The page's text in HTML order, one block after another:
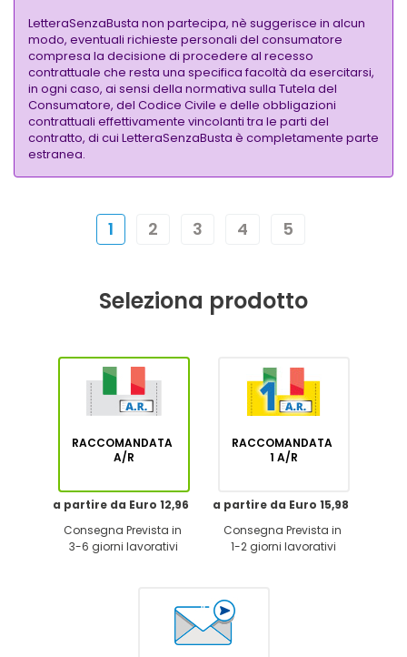
LetteraSenzaBusta non partecipa, nè suggerisce in alcun
modo, eventuali richieste personali del consumatore
compresa la decisione di procedere al recesso
contrattuale che resta una specifica facoltà da esercitarsi,
in ogni caso, ai sensi della normativa sulla Tutela del
Consumatore, del Codice Civile e delle obbligazioni
contrattuali effettivamente vincolanti tra le parti del
contratto, di cui LetteraSenzaBusta è completamente parte
estranea.
1 2 3 4 5
Seleziona prodotto
RACCOMANDATA
A/R
a partire da Euro 12,96
Consegna Prevista in
3-6 giorni lavorativi
RACCOMANDATA
1 A/R
a partire da Euro 15,98
Consegna Prevista in
1-2 giorni lavorativi